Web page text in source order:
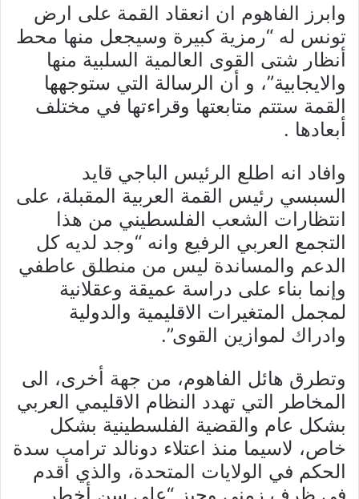
وابرز الفاهوم ان انعقاد القمة على ارض
تونس له “رمزية كبيرة وسيجعل منها محط
أنظار شتى القوى العالمية السلبية منها
والايجابية”، و أن الرسالة التي ستوجهها
القمة ستتم متابعتها وقراءتها في مختلف
أبعادها .
وافاد انه اطلع الرئيس الباجي قايد
السبسي رئيس القمة العربية المقبلة، على
انتظارات الشعب الفلسطيني من هذا
التجمع العربي الرفيع وانه “وجد لديه كل
الدعم والمساندة ليس من منطلق عاطفي
وإنما بناء على دراسة عميقة وعقلانية
لمجمل المتغيرات الاقليمية والدولية
وادراك لموازين القوى”.
وتطرق هائل الفاهوم، من جهة أخرى، الى
المخاطر التي تهدد النظام الاقليمي العربي
بشكل عام والقضية الفلسطينية بشكل
خاص، لاسيما منذ اعتلاء دونالد ترامب سدة
الحكم في الولايات المتحدة، والذي أقدم